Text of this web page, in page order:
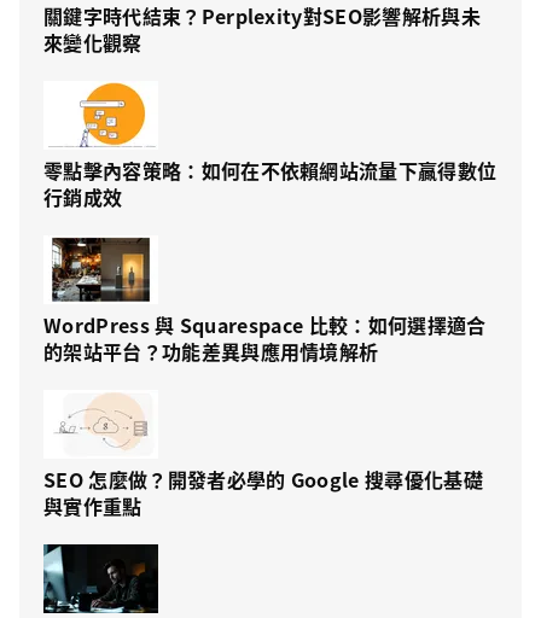
關鍵字時代結束？Perplexity對SEO影響解析與未
來變化觀察
零點擊內容策略：如何在不依賴網站流量下贏得數位
行銷成效
WordPress 與 Squarespace 比較：如何選擇適合
的架站平台？功能差異與應用情境解析
SEO 怎麼做？開發者必學的 Google 搜尋優化基礎
與實作重點